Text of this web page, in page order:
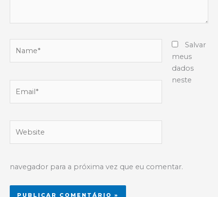
Salvar
meus
dados
neste
navegador para a próxima vez que eu comentar.